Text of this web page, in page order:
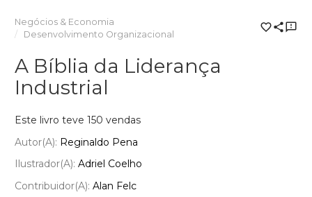
Negócios & Economia
Desenvolvimento Organizacional
A Bíblia da Liderança
Industrial
Este livro teve 150 vendas
Autor(a): Reginaldo Pena
Ilustrador(a): Adriel Coelho
Contribuidor(a): Alan Felc